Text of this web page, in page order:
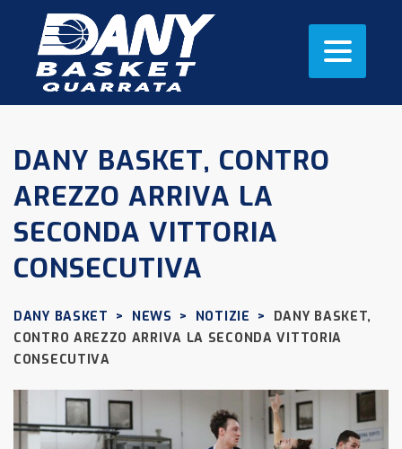
DANY BASKET, CONTRO
AREZZO ARRIVA LA
SECONDA VITTORIA
CONSECUTIVA
DANY BASKET > NEWS > NOTIZIE >
DANY BASKET,
CONTRO AREZZO ARRIVA LA SECONDA VITTORIA
CONSECUTIVA